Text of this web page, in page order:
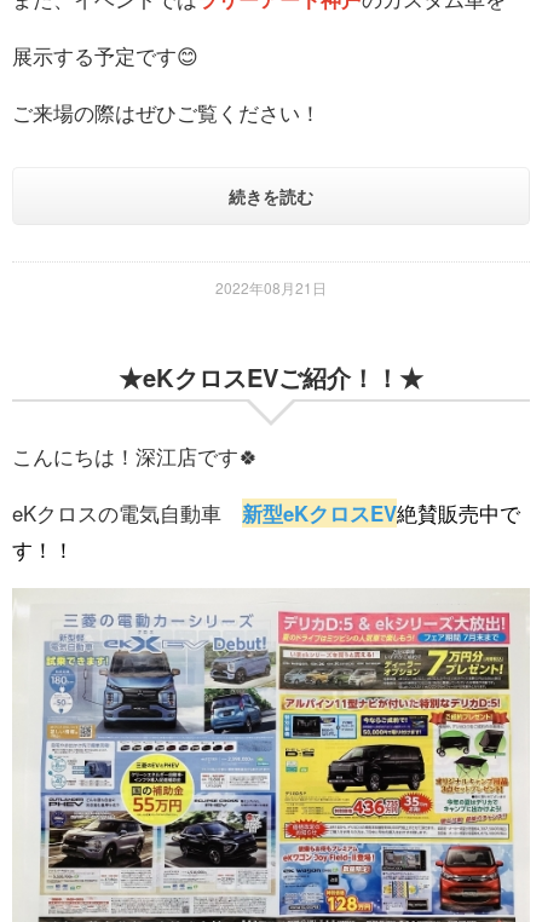
展示する予定です😊
ご来場の際はぜひご覧ください！
続きを読む
2022年08月21日
★eKクロスEVご紹介！！★
こんにちは！深江店です🍀
eKクロスの電気自動車 新型eKクロスEV絶賛販売中で
す！！